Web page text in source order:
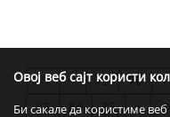
Овој веб сајт користи
Би сакале да користиме
>> < 75 76
83
84 85 >